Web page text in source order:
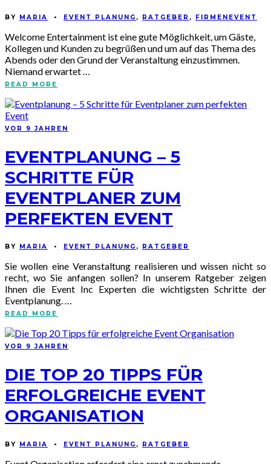
BY MARIA • EVENT PLANUNG , RATGEBER , FIRMENEVENT
Welcome Entertainment ist eine gute Möglichkeit, um Gäste,
Kollegen und Kunden zu begrüßen und um auf das Thema des
Abends oder den Grund der Veranstaltung einzustimmen.
Niemand erwartet …
READ MORE
VOR 9 JAHREN
EVENTPLANUNG – 5
SCHRITTE FÜR
EVENTPLANER ZUM
PERFEKTEN EVENT
BY MARIA • EVENT PLANUNG , RATGEBER
Sie wollen eine Veranstaltung realisieren und wissen nicht so
recht, wo Sie anfangen sollen? In unserem Ratgeber zeigen
Ihnen die Event Inc Experten die wichtigsten Schritte der
Eventplanung. …
READ MORE
VOR 9 JAHREN
DIE TOP 20 TIPPS FÜR
ERFOLGREICHE EVENT
ORGANISATION
BY MARIA • EVENT PLANUNG , RATGEBER